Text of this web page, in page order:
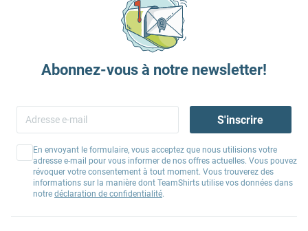
Abonnez-vous à notre newsletter!
S'inscrire
En envoyant le formulaire, vous acceptez que nous utilisions votre
adresse e-mail pour vous informer de nos offres actuelles. Vous pouvez
révoquer votre consentement à tout moment. Vous trouverez des
informations sur la manière dont TeamShirts utilise vos données dans
notre déclaration de confidentialité.